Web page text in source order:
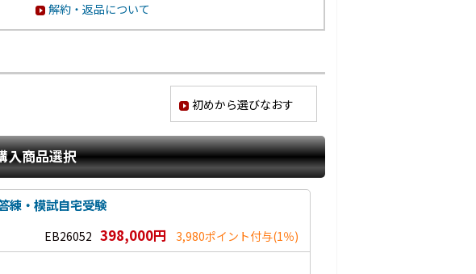
解約・返品について
初めから選びなおす
入商品選択
練・模試自宅受験
EB26052 398,000円 3,980ポイント付与(1％)